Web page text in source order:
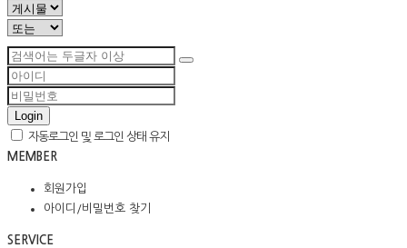
Login
자동로그인 및 로그인 상태 유지
MEMBER
회원가입
아이디/비밀번호 찾기
SERVICE